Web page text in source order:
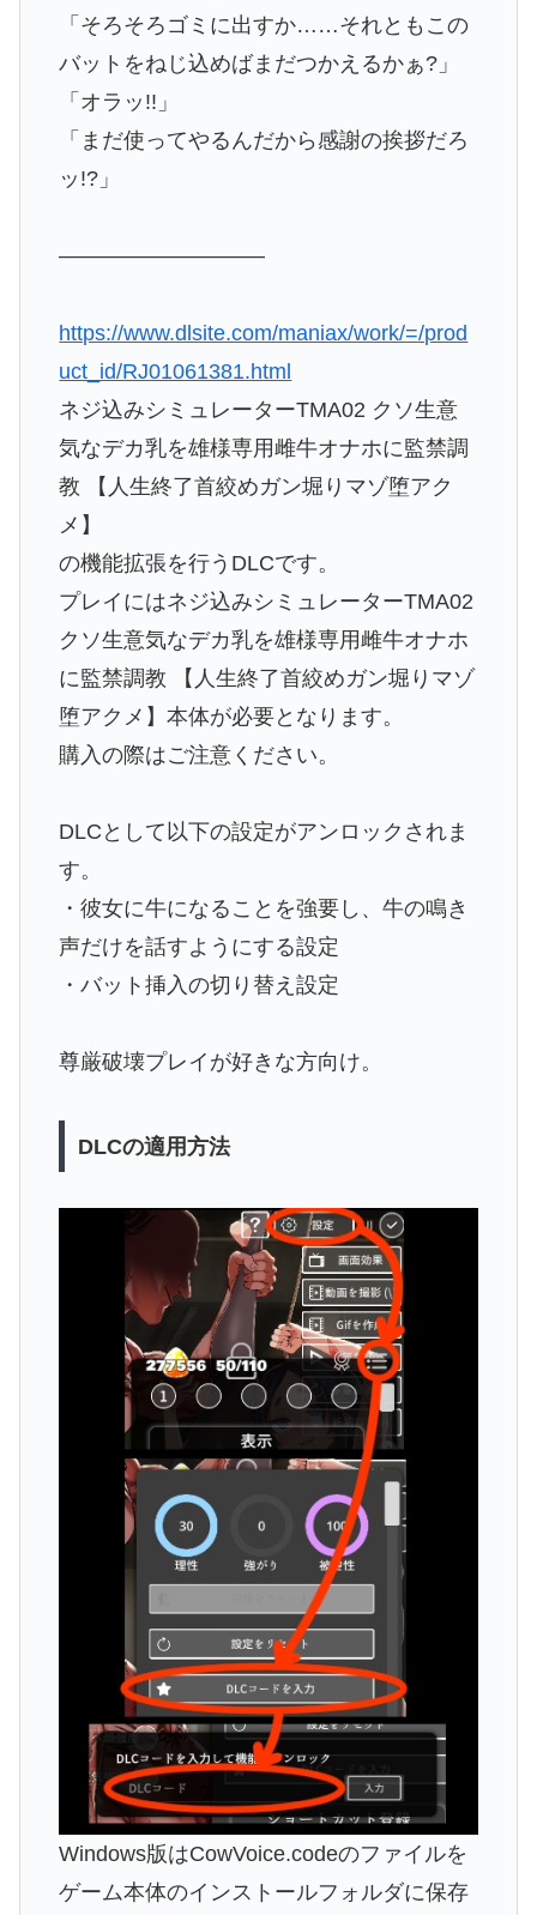
「そろそろゴミに出すか……それともこの
バットをねじ込めばまだつかえるかぁ?」
「オラッ!!」
「まだ使ってやるんだから感謝の挨拶だろ
ッ!?」
—————————–
https://www.dlsite.com/maniax/work/=/prod
uct_id/RJ01061381.html
ネジ込みシミュレーターTMA02 クソ生意
気なデカ乳を雄様専用雌牛オナホに監禁調
教 【人生終了首絞めガン堀りマゾ堕アク
メ】
の機能拡張を行うDLCです。
プレイにはネジ込みシミュレーターTMA02
クソ生意気なデカ乳を雄様専用雌牛オナホ
に監禁調教 【人生終了首絞めガン堀りマゾ
堕アクメ】本体が必要となります。
購入の際はご注意ください。
DLCとして以下の設定がアンロックされま
す。
・彼女に牛になることを強要し、牛の鳴き
声だけを話すようにする設定
・バット挿入の切り替え設定
尊厳破壊プレイが好きな方向け。
DLCの適用方法
Windows版はCowVoice.codeのファイルを
ゲーム本体のインストールフォルダに保存